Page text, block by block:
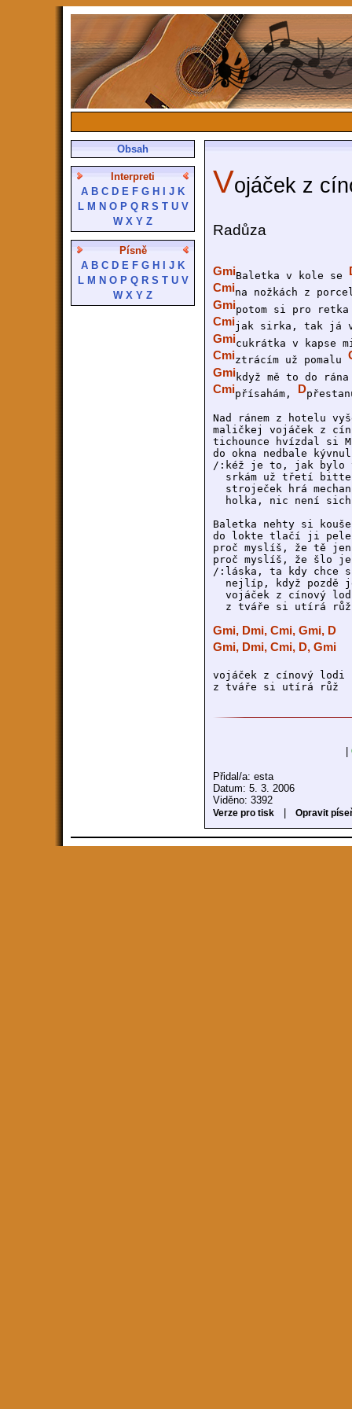
Obsah
Interpreti
A B C D E F G H J K
L M N O P Q R S T U V
W X Y Z
Písně
A B C D E F G H J K
L M N O P Q R S T U V
W X Y Z
Vojáček z
Radůza
GmiBaletka v kole se
Cmina nožkách z
Gmipotom si pro
Cmijak sirka, tak já
Gmicukrátka v kapse
Cmiztrácím už pomalu
Gmikdyž mě to do
Cmipřísahám, D
Nad ránem z hotelu
maličkej vojáček z
tichounce hvízdal si
do okna nedbale
/:kéž je to, jak bylo
srkám už třetí
stroječek hrá
holka, nic není
Baletka nehty si
do lokte tlačí ji
proč myslíš, že tě
proč myslíš, že šlo
/:láska, ta kdy chce
nejlíp, když pozdě
vojáček z cínový
z tváře si utírá
Gmi, Dmi, Cmi, Gmi, D
Gmi, Dmi, Cmi, D, Gmi
vojáček z cínový lodi
Přidal/a: esta
Datum: 5. 3. 2006
Viděno: 3392
Verze pro tisk Opravit